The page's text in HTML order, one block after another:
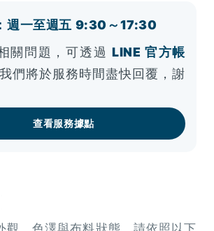
週一至週五 9:30～17:30
關問題，可透過 LINE 官方帳
們將於服務時間盡快回覆，謝
查看服務據點
觀、色澤與布料狀態，請依照以下